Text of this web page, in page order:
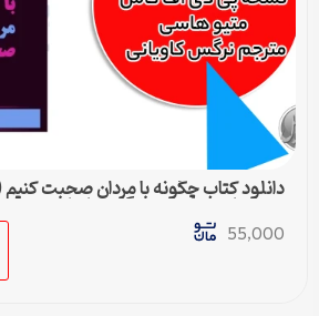
متیو هاسی – مترجم نرگس کاویانی
55,000